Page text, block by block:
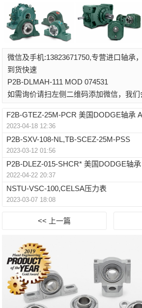
微信及手机:13823671750,专营进口轴承
到货快速
P2B-DLMAH-111 MOD 074531
如需询价请扫左侧二维码添加微信，我
F2B-GTEZ-25M-PCR 美国DODGE轴承
2023-04-18 12:36
P2B-SXV-108-NL,TB-SCEZ-25M-PSS
2023-03-12 01:56
P2B-DLEZ-015-SHCR* 美国DODGE轴
2022-04-22 20:37
NSTU-VSC-100,CELSA压力表
2023-03-07 18:08
<< 上一篇